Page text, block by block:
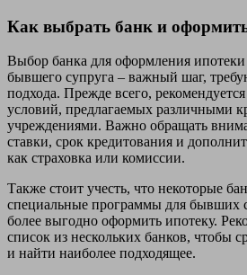
Как выбрать банк и
Выбор банка для оформления
бывшего супруга – важный шаг,
подхода. Прежде всего,
условий, предлагаемых различными
учреждениями. Важно обращать
ставки, срок кредитования и
как страховка или комиссии.
Также стоит учесть, что некоторые
специальные программы для бывших
более выгодно оформить ипотеку.
список из нескольких банков, чтобы
и найти наиболее подходящее.